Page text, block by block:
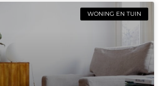
WONING EN TUIN